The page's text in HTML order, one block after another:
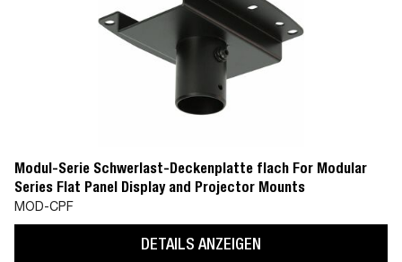
Modul-Serie Schwerlast-Deckenplatte flach For Modular
Series Flat Panel Display and Projector Mounts
MOD-CPF
DETAILS ANZEIGEN